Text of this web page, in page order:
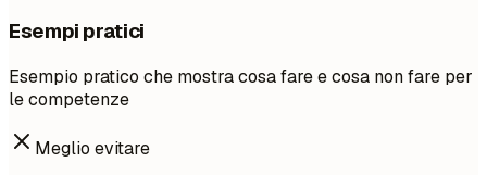
Esempi pratici
Esempio pratico che mostra cosa fare e cosa non fare per
le competenze
Meglio evitare